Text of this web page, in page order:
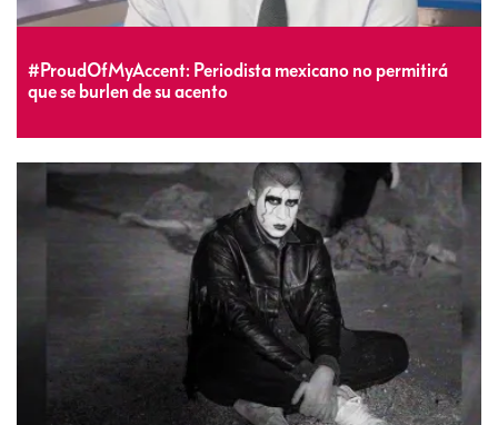
#ProudOfMyAccent: Periodista mexicano no permitirá
que se burlen de su acento